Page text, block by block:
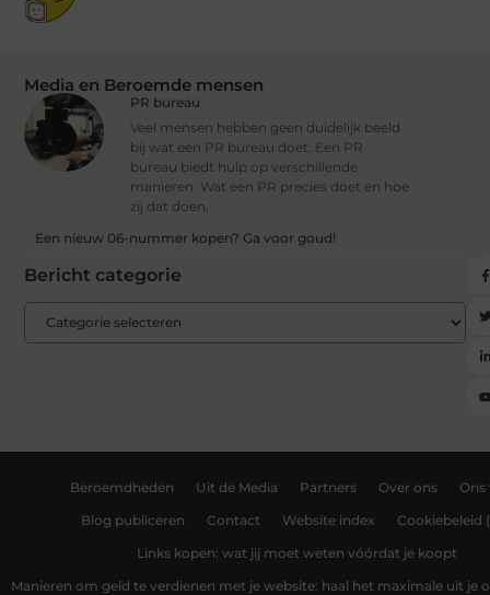
Media en Beroemde mensen
PR bureau
Veel mensen hebben geen duidelijk beeld
bij wat een PR bureau doet. Een PR
bureau biedt hulp op verschillende
manieren. Wat een PR precies doet en hoe
zij dat doen,
Een nieuw 06-nummer kopen? Ga voor goud!
Bericht categorie
Beroemdheden Uit de Media Partners Over ons Ons
Blog publiceren Contact Website index Cookiebeleid
Links kopen: wat jij moet weten vóórdat je koopt
Manieren om geld te verdienen met je website: haal het maximale uit je